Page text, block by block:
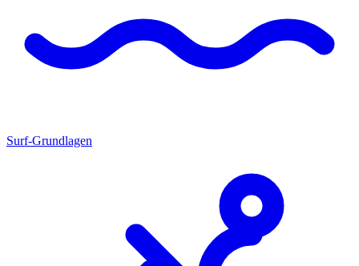
Surf-Grundlagen